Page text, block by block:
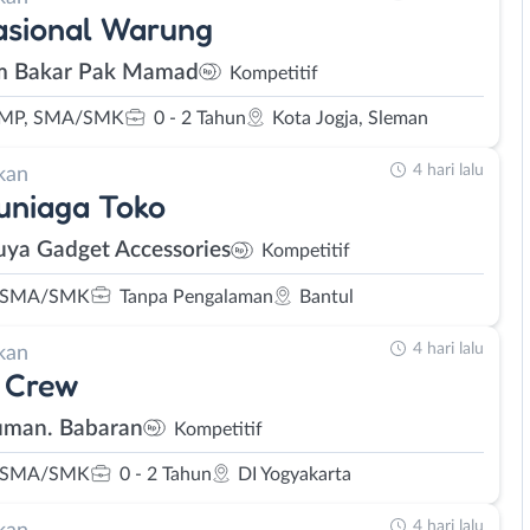
Warung
Bakar Pak Mamad Kompetitif
SMA/SMK 0 - 2 Tahun Kota Jogja, Sleman
Toko
Gadget Accessories Kompetitif
SMK Tanpa Pengalaman Bantul
4 hari lalu
Babaran Kompetitif
SMK 0 - 2 Tahun DI Yogyakarta
4 hari lalu
4 hari lalu